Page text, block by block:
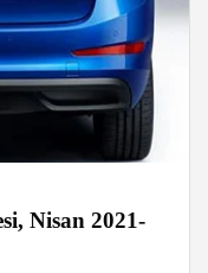
Nisan 2021-